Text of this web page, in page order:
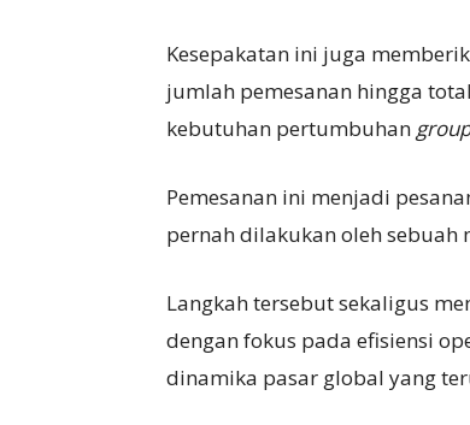
Kesepakatan ini juga
jumlah pemesanan hingga
kebutuhan pertumbuhan group
Pemesanan ini menjadi
pernah dilakukan oleh sebuah
Langkah tersebut sekaligus
dengan fokus pada efisiensi
dinamika pasar global yang